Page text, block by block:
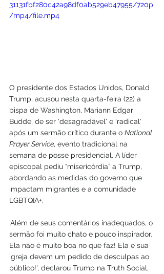
31131fbf280c42a98df0ab529eb47955/720p
/mp4/file.mp4
O presidente dos Estados Unidos, Donald
Trump, acusou nesta quarta-feira (22) a
bispa de Washington, Mariann Edgar
Budde, de ser 'desagradável' e 'radical'
após um sermão crítico durante o National
Prayer Service, evento tradicional na
semana de posse presidencial. A líder
episcopal pediu “misericórdia” a Trump,
abordando as medidas do governo que
impactam migrantes e a comunidade
LGBTQIA+.
'Além de seus comentários inadequados, o
sermão foi muito chato e pouco inspirador.
Ela não é muito boa no que faz! Ela e sua
igreja devem um pedido de desculpas ao
público!', declarou Trump na Truth Social,